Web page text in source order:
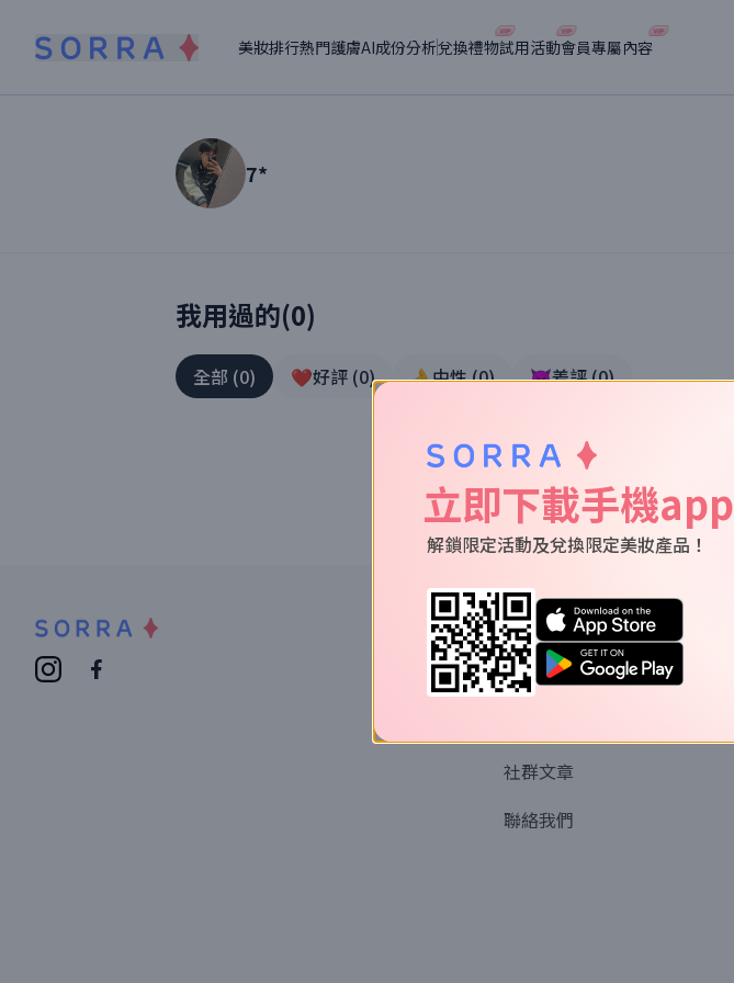
美妝排行熱門護膚AI成份分析兌換禮物試用活動會員專屬內容
讀者【 7*】美妝真實體驗
7*
我用過的(0)
全部 (0) ❤️好評 (0) 👌中性(0) 👿差評(0)
關於我們
認識SORRA
社群文章
聯絡我們
立即下載手機app
解鎖限定活動及兌換限定美妝產品！